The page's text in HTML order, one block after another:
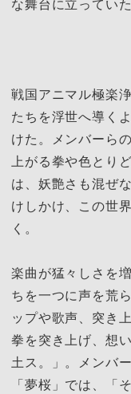
な舞台に立っていた
戦国アニマル極楽
たちを浮世へ導く
けた。メンバーら
上がる拳や色とり
は、妖艶さも混ぜ
けしかけ、この世
く。
楽曲が猛々しさを
ちを一つに声を荒
ップや歌声、突き
拳を突き上げ、想
土ス。」。メンバ
「夢桜」では、